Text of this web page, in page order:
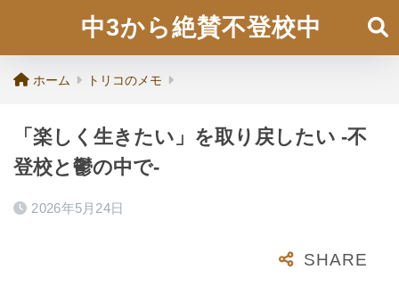
中3から絶賛不登校中
ホーム トリコのメモ
「楽しく生きたい」を取り戻したい -不
登校と鬱の中で-
2026年5月24日